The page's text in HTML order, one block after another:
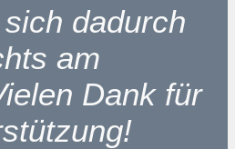
dadurch
am
Dank für